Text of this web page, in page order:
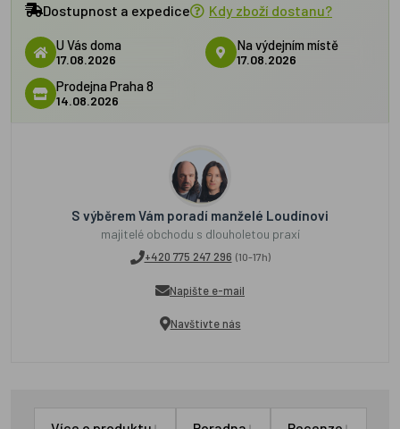
Dostupnost a expedice Kdy zboží dostanu?
U Vás doma
17.08.2026
Na výdejním místě
17.08.2026
Prodejna Praha 8
14.08.2026
S výběrem Vám poradí manželé Loudínovi
majitelé obchodu s dlouholetou praxí
+420 775 247 296 (10-17h)
Napište e-mail
Navštivte nás